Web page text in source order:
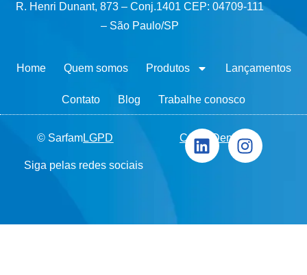
© SarfamLGPD Canal Denúncia
Siga pelas redes sociais
R. Henri Dunant, 873 – Conj.1401 CEP: 04709-111
– São Paulo/SP
Home Quem somos Produtos Lançamentos
Contato Blog Trabalhe conosco